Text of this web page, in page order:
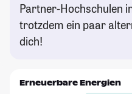
Partner-Hochschulen
trotzdem ein paar
dich!
Erneuerbare Energien